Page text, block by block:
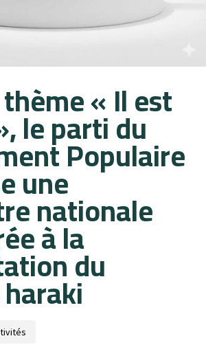
« Il est
le parti du
Populaire
une
nationale
à la
du